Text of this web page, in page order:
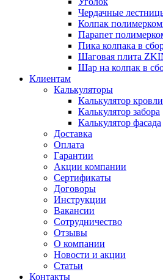
Чердачные
Колпак
Парапет
Пика колпака в
Шаговая плита
Шар на колпак в
Клиентам
Калькуляторы
Калькулятор кровли
Калькулятор забора
Калькулятор фасада
Доставка
Оплата
Гарантии
Акции компании
Сертификаты
Договоры
Инструкции
Вакансии
Сотрудничество
Отзывы
О компании
Новости и акции
Статьи
Контакты